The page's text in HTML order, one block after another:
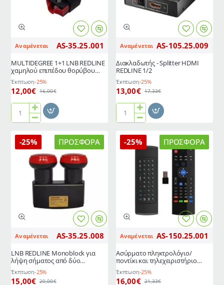
χρήστες
απόστασης
Αναμένεται AS-35.25.001
MULTIDEGREE 1+1 LNB REDLINE
χαμηλoύ επιπέδου θορύβου
0.1dB με ενσωματωμένη
ρυθμιζόμενη βάση
Έκπτωση-25%
12,00€ 16,00€
MULTIDEGREE
LNB
REDLINE
χαμηλoύ
επιπέδου
θορύβου
ενσωματωμένη
ρυθμιζόμενη
Αναμένεται AS-105.25.009
Διακλαδωτής - Splitter HDMI
REDLINE 1/2
Έκπτωση-25%
13,00€ 17,33€
Διακλαδωτής
Splitter
HDMI
ΠΡΟΣΦΟΡΆ
-25%
Αναμένεται AS-35.25.008
LNB REDLINE Monoblock για
λήψη σήματος από δύο
δορυφόρους
Έκπτωση-25%
15,00€ 20,00€
ΠΡΟΣΦΟΡΆ
-25%
Αναμένεται AS-150.25.001
Ασύρματο πληκτρολόγιο/
ποντίκι και τηλεχειριστήριo
συμβατό με δέκτες Android
REDLINE
Έκπτωση-25%
16,00€ 21,33€